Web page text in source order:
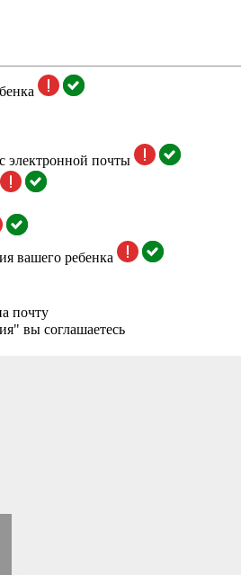
электронной почты
вашего ребенка
почту
вы соглашаетесь